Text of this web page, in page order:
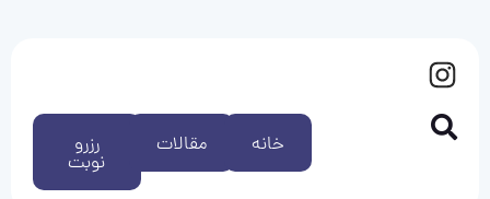
رزرو
نوبت
مقالات خانه